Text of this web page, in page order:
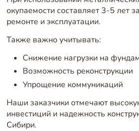
окупаемости составляет 3-5 лет
ремонте и эксплуатации.
Также важно учитывать:
Снижение нагрузки на
Возможность реконструкции
Упрощение коммуникаций
Наши заказчики отмечают
инвестиций и надежность
Сибири.